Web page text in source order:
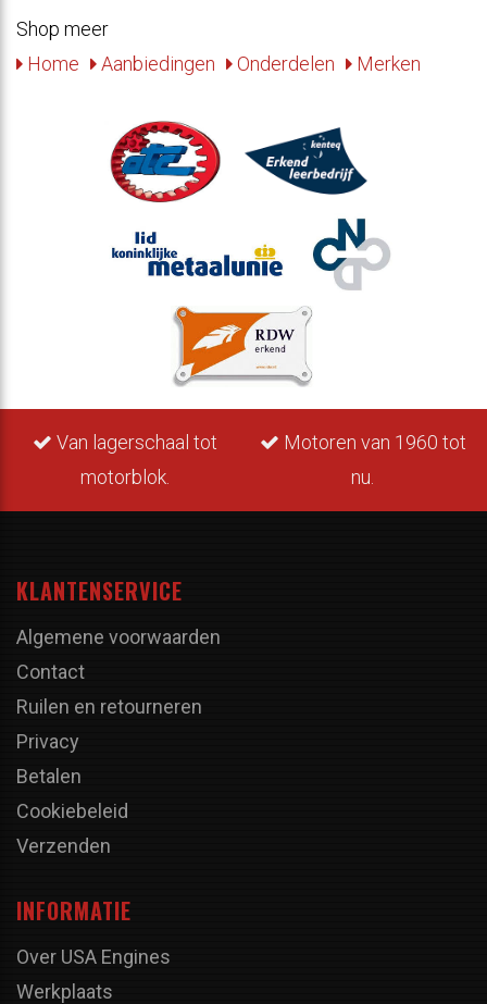
Shop meer
Home
Aanbiedingen Onderdelen Merken
Van lagerschaal tot
motorblok.
Motoren van 1960 tot
nu.
KLANTENSERVICE
Algemene voorwaarden
Contact
Ruilen en retourneren
Privacy
Betalen
Cookiebeleid
Verzenden
INFORMATIE
Over USA Engines
Werkplaats